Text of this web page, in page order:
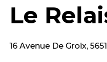
Le
16 Avenue De Groix,